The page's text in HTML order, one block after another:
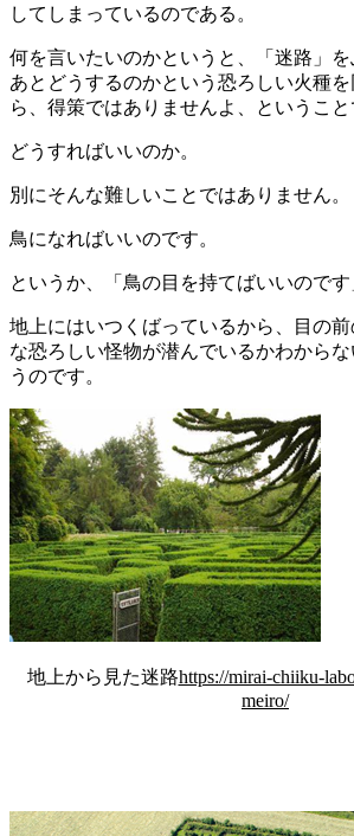
してしまっているのである。
何を言いたいのかというと、「迷路」
あとどうするのかという恐ろしい火種
ら、得策ではありませんよ、ということ
どうすればいいのか。
別にそんな難しいことではありません。
鳥になればいいのです。
というか、「鳥の目を持てばいいのです
地上にはいつくばっているから、目の
な恐ろしい怪物が潜んでいるかわから
うのです。
地上から見た迷路https://mirai-chiiku-
meiro/